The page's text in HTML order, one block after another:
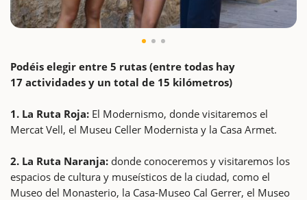
Podéis elegir entre 5 rutas (entre todas hay
17 actividades y un total de 15 kilómetros)
1. La Ruta Roja: El Modernismo, donde visitaremos el
Mercat Vell, el Museu Celler Modernista y la Casa Armet.
2. La Ruta Naranja: donde conoceremos y visitaremos los
espacios de cultura y museísticos de la ciudad, como el
Museo del Monasterio, la Casa-Museo Cal Gerrer, el Museo